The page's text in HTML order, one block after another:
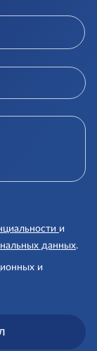
и
данных.
и